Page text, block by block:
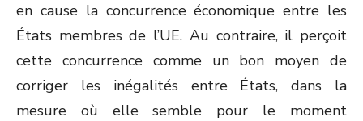
en cause la concurrence économique entre les
États membres de l’UE. Au contraire, il perçoit
cette concurrence comme un bon moyen de
corriger les inégalités entre États, dans la
mesure où elle semble pour le moment